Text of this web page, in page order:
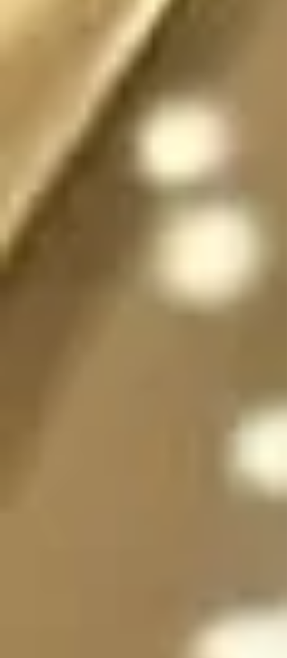
En dicha realidad, los
ángeles no tienen
sexo, por lo que se
pueden mostrar en su
forma divina femenina
o masculina, y pueden
cambiar de forma y
dependiendo de la
separadas para que
y luego unirse en uno